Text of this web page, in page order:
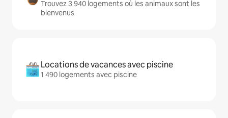
Trouvez 3 940 logements où les animaux sont les
bienvenus
Locations de vacances avec piscine
1 490 logements avec piscine